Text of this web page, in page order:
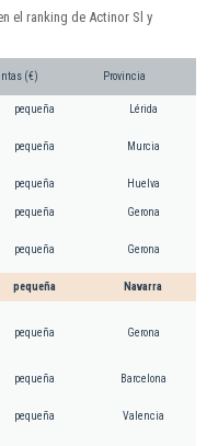
el ranking de Actinor Sl y
(€) Provincia
pequeña Lérida
pequeña Murcia
pequeña Huelva
pequeña Gerona
pequeña Gerona
pequeña Navarra
pequeña Gerona
pequeña Barcelona
pequeña Valencia